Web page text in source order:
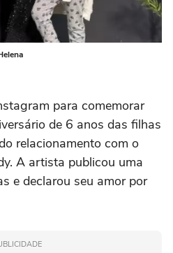
para comemorar
de 6 anos das filhas
relacionamento com o
A artista publicou uma
e declarou seu amor por